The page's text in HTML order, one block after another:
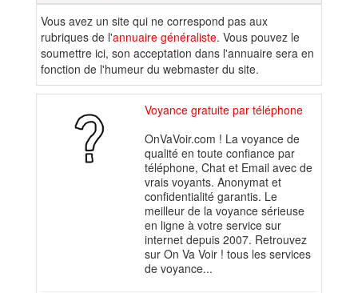
Vous avez un site qui ne correspond pas aux
rubriques de l'annuaire généraliste. Vous pouvez le
soumettre ici, son acceptation dans l'annuaire sera en
fonction de l'humeur du webmaster du site.
Voyance gratuite par téléphone
OnVaVoir.com ! La voyance de
qualité en toute confiance par
téléphone, Chat et Email avec de
vrais voyants. Anonymat et
confidentialité garantis. Le
meilleur de la voyance sérieuse
en ligne à votre service sur
internet depuis 2007. Retrouvez
sur On Va Voir ! tous les services
de voyance...